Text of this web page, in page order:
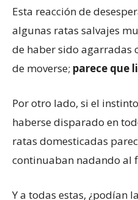
Esta reacción de
algunas ratas salvajes
de haber sido agarradas
de moverse; parece que
Por otro lado, si el
haberse disparado en
ratas domesticadas
continuaban nadando al
Y a todas estas, ¿podían